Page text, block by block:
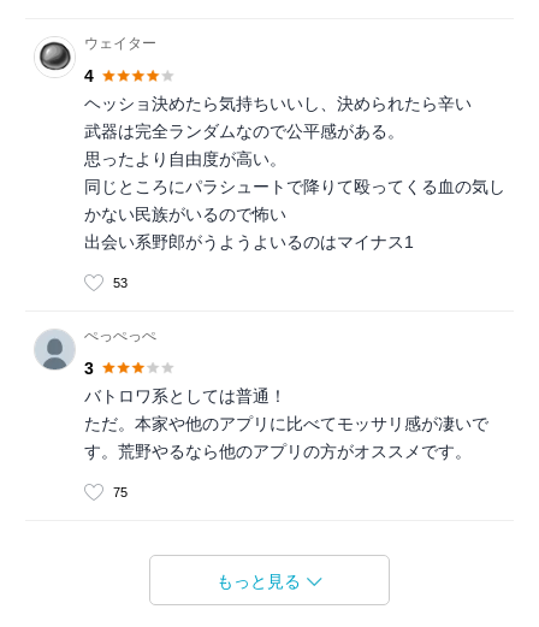
ウェイター
4
ヘッショ決めたら気持ちいいし、決められたら辛い
武器は完全ランダムなので公平感がある。
思ったより自由度が高い。
同じところにパラシュートで降りて殴ってくる血の気し
かない民族がいるので怖い
出会い系野郎がうようよいるのはマイナス1
53
ぺっぺっぺ
3
バトロワ系としては普通！
ただ。本家や他のアプリに比べてモッサリ感が凄いで
す。荒野やるなら他のアプリの方がオススメです。
75
もっと見る